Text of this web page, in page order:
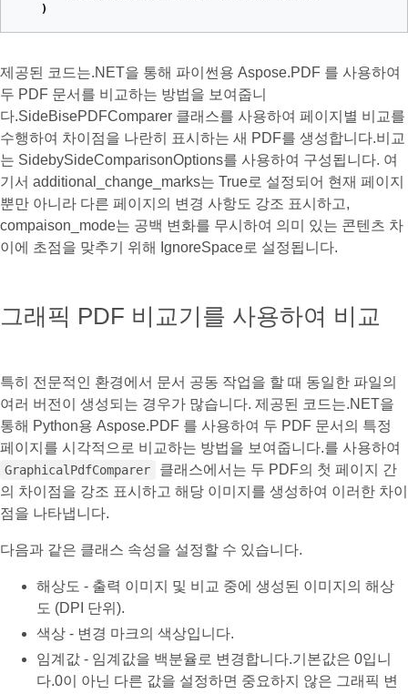
)
제공된 코드는.NET을 통해 파이썬용 Aspose.PDF 를 사용하여
두 PDF 문서를 비교하는 방법을 보여줍니
다.SideBisePDFComparer 클래스를 사용하여 페이지별 비교를
수행하여 차이점을 나란히 표시하는 새 PDF를 생성합니다.비교
는 SidebySideComparisonOptions를 사용하여 구성됩니다. 여
기서 additional_change_marks는 True로 설정되어 현재 페이지
뿐만 아니라 다른 페이지의 변경 사항도 강조 표시하고,
compaison_mode는 공백 변화를 무시하여 의미 있는 콘텐츠 차
이에 초점을 맞추기 위해 IgnoreSpace로 설정됩니다.
그래픽 PDF 비교기를 사용하여 비교
특히 전문적인 환경에서 문서 공동 작업을 할 때 동일한 파일의
여러 버전이 생성되는 경우가 많습니다. 제공된 코드는.NET을
통해 Python용 Aspose.PDF 를 사용하여 두 PDF 문서의 특정
페이지를 시각적으로 비교하는 방법을 보여줍니다.를 사용하여
GraphicalPdfComparer
클래스에서는 두 PDF의 첫 페이지 간
의 차이점을 강조 표시하고 해당 이미지를 생성하여 이러한 차이
점을 나타냅니다.
다음과 같은 클래스 속성을 설정할 수 있습니다.
해상도 - 출력 이미지 및 비교 중에 생성된 이미지의 해상
도 (DPI 단위).
색상 - 변경 마크의 색상입니다.
임계값 - 임계값을 백분율로 변경합니다.기본값은 0입니
다.0이 아닌 다른 값을 설정하면 중요하지 않은 그래픽 변